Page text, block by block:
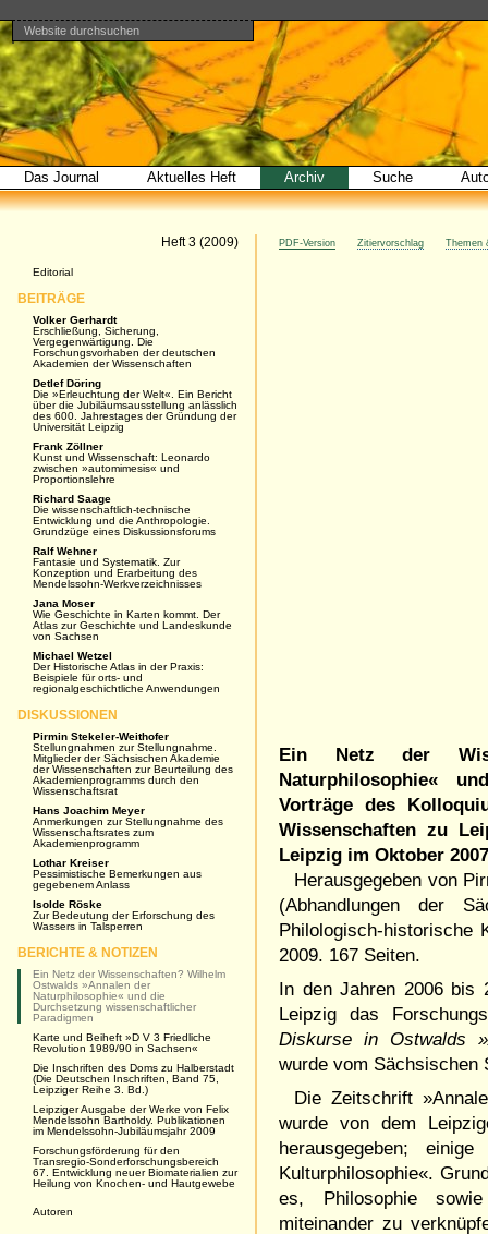
Direkt
zum
Inhalt
|
Direkt
zur
Navigation
Benutzerspezifische
Werkzeuge
Website durchsuchen
Erweiterte
Suche…
Bereiche
Das Journal Aktuelles Heft Archiv Suche
PDF-Version Zitiervorschlag Themen
Ein Netz der
Naturphilosophie«
Vorträge des
Wissenschaften zu
Leipzig im Oktober
Herausgegeben von
(Abhandlungen der
Philologisch-historische
2009. 167 Seiten.
In den Jahren 2006 bis
Leipzig das
Diskurse in Ostwalds
wurde vom Sächsischen
Die Zeitschrift
wurde von dem
herausgegeben;
Kulturphilosophie«.
es, Philosophie
miteinander zu
Heft 3 (2009)
Editorial
BEITRÄGE
Volker Gerhardt
Erschließung, Sicherung,
Vergegenwärtigung. Die
Forschungsvorhaben der deutschen
Akademien der Wissenschaften
Detlef Döring
Die »Erleuchtung der Welt«. Ein Bericht
über die Jubiläumsausstellung anlässlich
des 600. Jahrestages der Gründung der
Universität Leipzig
Frank Zöllner
Kunst und Wissenschaft: Leonardo
zwischen »automimesis« und
Proportionslehre
Richard Saage
Die wissenschaftlich-technische
Entwicklung und die Anthropologie.
Grundzüge eines Diskussionsforums
Ralf Wehner
Fantasie und Systematik. Zur
Konzeption und Erarbeitung des
Mendelssohn-Werkverzeichnisses
Jana Moser
Wie Geschichte in Karten kommt. Der
Atlas zur Geschichte und Landeskunde
von Sachsen
Michael Wetzel
Der Historische Atlas in der Praxis:
Beispiele für orts- und
regionalgeschichtliche Anwendungen
DISKUSSIONEN
Pirmin Stekeler-Weithofer
Stellungnahmen zur Stellungnahme.
Mitglieder der Sächsischen Akademie
der Wissenschaften zur Beurteilung des
Akademienprogramms durch den
Wissenschaftsrat
Hans Joachim Meyer
Anmerkungen zur Stellungnahme des
Wissenschaftsrates zum
Akademienprogramm
Lothar Kreiser
Pessimistische Bemerkungen aus
gegebenem Anlass
Isolde Röske
Zur Bedeutung der Erforschung des
Wassers in Talsperren
BERICHTE & NOTIZEN
Ein Netz der Wissenschaften? Wilhelm
Ostwalds »Annalen der
Naturphilosophie« und die
Durchsetzung wissenschaftlicher
Paradigmen
Karte und Beiheft »D V 3 Friedliche
Revolution 1989/90 in Sachsen«
Die Inschriften des Doms zu Halberstadt
(Die Deutschen Inschriften, Band 75,
Leipziger Reihe 3. Bd.)
Leipziger Ausgabe der Werke von Felix
Mendelssohn Bartholdy. Publikationen
im Mendelssohn-Jubiläumsjahr 2009
Forschungsförderung für den
Transregio-Sonderforschungsbereich
67. Entwicklung neuer Biomaterialien zur
Heilung von Knochen- und Hautgewebe
Autoren